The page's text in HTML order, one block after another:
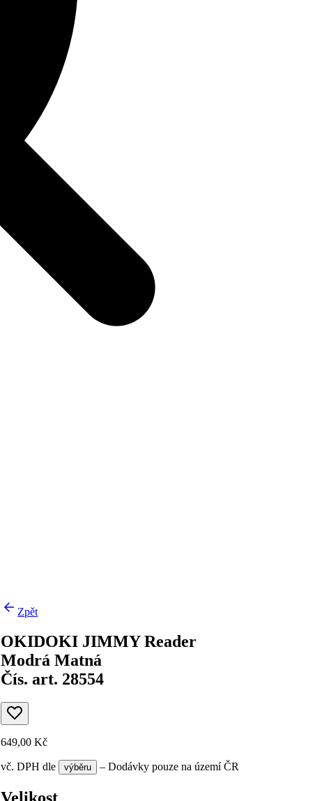
Zpět
OKIDOKI JIMMY Reader
Modrá Matná
Čís. art. 28554
649,00 Kč
vč. DPHdle výběru – Dodávky pouze na území ČR